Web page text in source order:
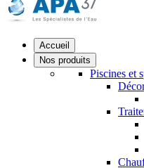
Accueil
Nos produits
Piscines et